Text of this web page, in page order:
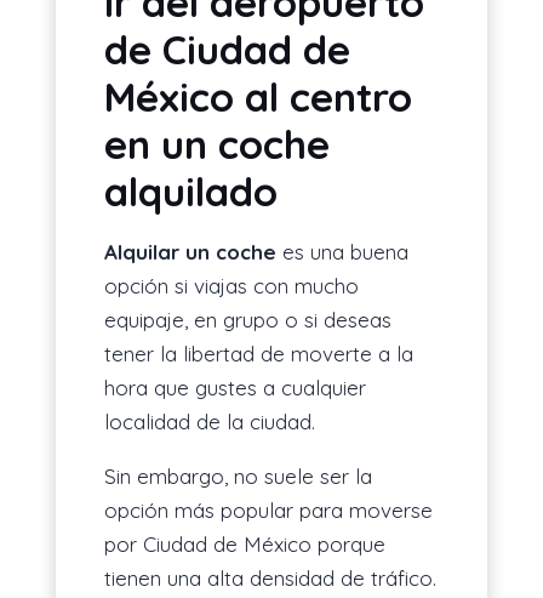
de Ciudad de
México al centro
en un coche
alquilado
Alquilar un coche es una buena
opción si viajas con mucho
equipaje, en grupo o si deseas
tener la libertad de moverte a la
hora que gustes a cualquier
localidad de la ciudad.
Sin embargo, no suele ser la
opción más popular para moverse
por Ciudad de México porque
tienen una alta densidad de tráfico.